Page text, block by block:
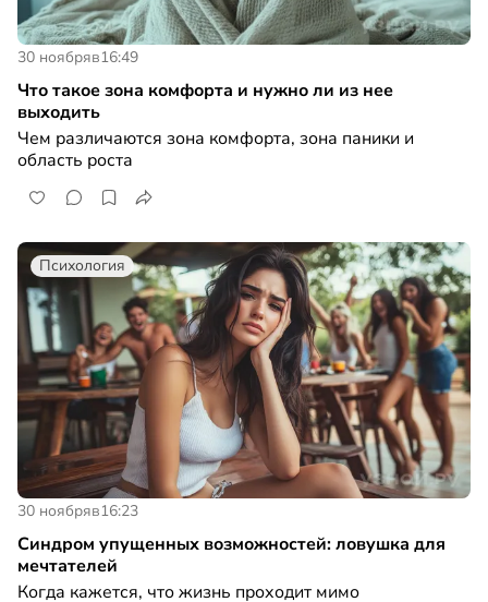
30 ноябряв16:49
Что такое зона комфорта и нужно ли из нее
выходить
Чем различаются зона комфорта, зона паники и
область роста
Психология
30 ноябряв16:23
Синдром упущенных возможностей: ловушка для
мечтателей
Когда кажется, что жизнь проходит мимо